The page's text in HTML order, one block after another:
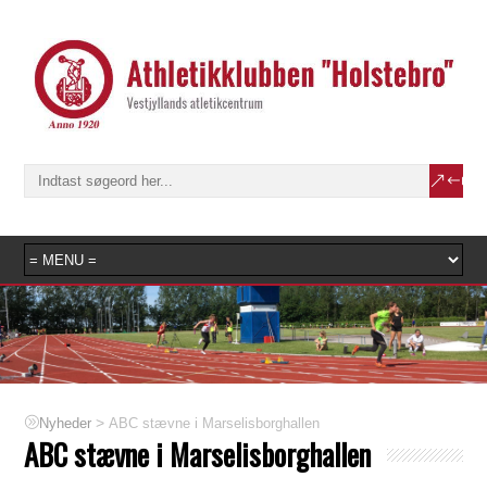
Nyheder >ABC stævne i Marselisborghallen
ABC stævne i Marselisborghallen